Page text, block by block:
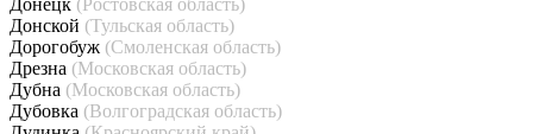
Донецк (Ростовская область)
Донской (Тульская область)
Дорогобуж (Смоленская область)
Дрезна (Московская область)
Дубна (Московская область)
Дубовка (Волгоградская область)